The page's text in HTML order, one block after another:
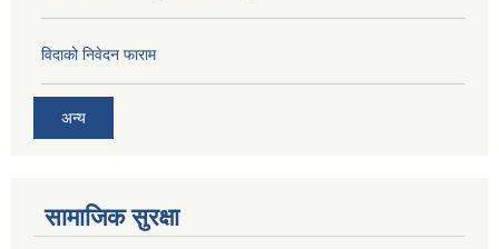
विदाको निवेदन फाराम
अन्य
सामाजिक सुरक्षा